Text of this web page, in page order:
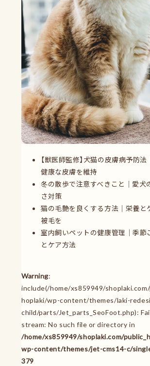
【獣医師監修】犬猫の皮膚病予防
健康な皮膚を維持
冬の散歩で注意すべきこと｜愛犬
さ対策
猫の毛艶を良くする方法｜栄養と
被毛を
室内飼いペットの健康管理｜季節
とケア方法
Warning:
include(/home/xs859949/
hoplaki/wp-content/themes/laki-
child/parts/Jet_parts_SeoFoot.php):
stream: No such file or directory in
/home/xs859949/shoplaki.com/
wp-content/themes/jet-cms14-c/
379